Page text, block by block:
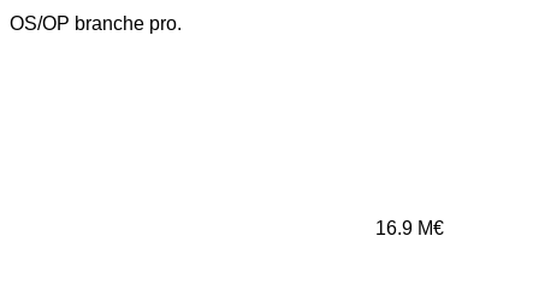
OS/OP branche pro.
16.9 M€